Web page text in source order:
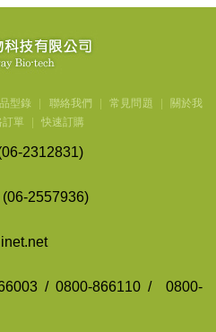
型錄 聯絡我們 常見問題
關於我
訂單 快速訂購
(06-2312831)
2557936)
/ 0800-866110 / 0800-